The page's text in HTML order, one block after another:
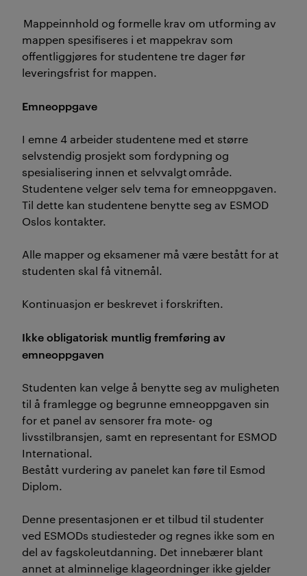
Mappeinnhold og formelle krav om utforming av
mappen spesifiseres i et mappekrav som
offentliggjøres for studentene tre dager før
leveringsfrist for mappen.
Emneoppgave
I emne 4 arbeider studentene med et større
selvstendig prosjekt som fordypning og
spesialisering innen et selvvalgt område.
Studentene velger selv tema for emneoppgaven.
Til dette kan studentene benytte seg av ESMOD
Oslos kontakter.
Alle mapper og eksamener må være bestått for at
studenten skal få vitnemål.
Kontinuasjon er beskrevet i forskriften.
Ikke obligatorisk muntlig fremføring av
emneoppgaven
Studenten kan velge å benytte seg av muligheten
til å framlegge og begrunne emneoppgaven sin
for et panel av sensorer fra mote- og
livsstilbransjen, samt en representant for ESMOD
International.
Bestått vurdering av panelet kan føre til Esmod
Diplom.
Denne presentasjonen er et tilbud til studenter
ved ESMODs studiesteder og regnes ikke som en
del av fagskoleutdanning. Det innebærer blant
annet at alminnelige klageordninger ikke gjelder